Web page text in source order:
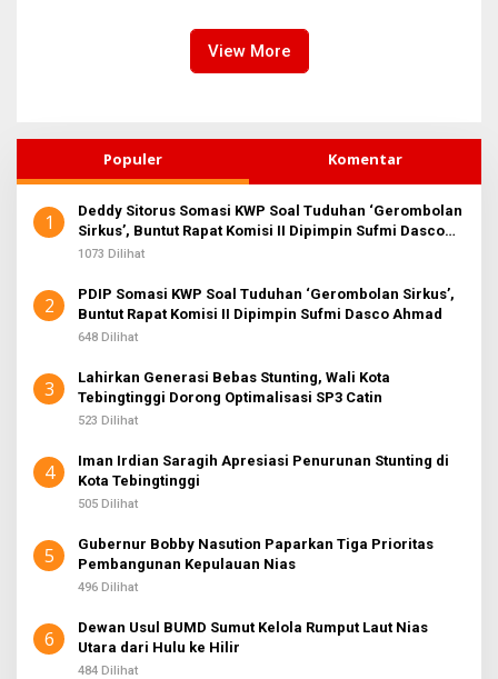
View More
Populer Komentar
1
Deddy Sitorus Somasi KWP Soal Tuduhan ‘Gerombolan
Sirkus’, Buntut Rapat Komisi II Dipimpin Sufmi Dasco
Ahmad
1073 Dilihat
2
PDIP Somasi KWP Soal Tuduhan ‘Gerombolan Sirkus’,
Buntut Rapat Komisi II Dipimpin Sufmi Dasco Ahmad
648 Dilihat
3
Lahirkan Generasi Bebas Stunting, Wali Kota
Tebingtinggi Dorong Optimalisasi SP3 Catin
523 Dilihat
4
Iman Irdian Saragih Apresiasi Penurunan Stunting di
Kota Tebingtinggi
505 Dilihat
5
Gubernur Bobby Nasution Paparkan Tiga Prioritas
Pembangunan Kepulauan Nias
496 Dilihat
6
Dewan Usul BUMD Sumut Kelola Rumput Laut Nias
Utara dari Hulu ke Hilir
484 Dilihat